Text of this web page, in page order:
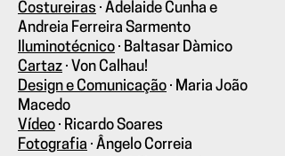
Costureiras · Adelaide Cunha e
Andreia Ferreira Sarmento
Iluminotécnico · Baltasar Dàmico
Cartaz · Von Calhau!
Design e Comunicação · Maria João
Macedo
Vídeo · Ricardo Soares
Fotografia · Ângelo Correia